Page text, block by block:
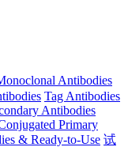
Antibodies
Tag Antibodies
Antibodies
Primary
& Ready-to-Use 试